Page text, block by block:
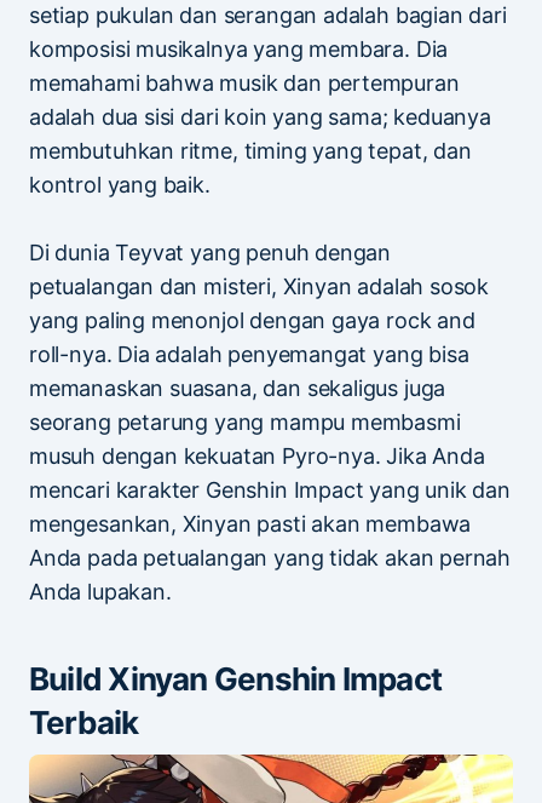
setiap pukulan dan serangan adalah bagian dari
komposisi musikalnya yang membara. Dia
memahami bahwa musik dan pertempuran
adalah dua sisi dari koin yang sama; keduanya
membutuhkan ritme, timing yang tepat, dan
kontrol yang baik.
Di dunia Teyvat yang penuh dengan
petualangan dan misteri, Xinyan adalah sosok
yang paling menonjol dengan gaya rock and
roll-nya. Dia adalah penyemangat yang bisa
memanaskan suasana, dan sekaligus juga
seorang petarung yang mampu membasmi
musuh dengan kekuatan Pyro-nya. Jika Anda
mencari karakter Genshin Impact yang unik dan
mengesankan, Xinyan pasti akan membawa
Anda pada petualangan yang tidak akan pernah
Anda lupakan.
Build Xinyan Genshin Impact
Terbaik